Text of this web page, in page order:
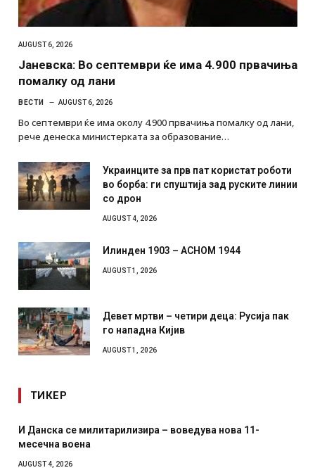
AUGUST 6, 2026
Јаневска: Во септември ќе има 4.900 првачиња
помалку од лани
ВЕСТИ AUGUST 6, 2026
Во септември ќе има околу 4.900 првачиња помалку од лани,
рече денеска министерката за образование…
Украинците за прв пат користат роботи
во борба: ги спуштија зад руските линии
со дрон
AUGUST 4, 2026
Илинден 1903 – АСНОМ 1944
AUGUST 1, 2026
Девет мртви – четири деца: Русија пак
го нападна Кијив
AUGUST 1, 2026
ТИКЕР
И Данска се милитарилизира – воведува нова 11-
месечна воена
AUGUST 4, 2026